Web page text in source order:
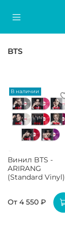
BTS
В наличии
Винил BTS -
ARIRANG
(Standard Vinyl)
От 4 550 ₽